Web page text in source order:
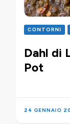
CONTORNI
Dahl di
Pot
24 GENNAIO